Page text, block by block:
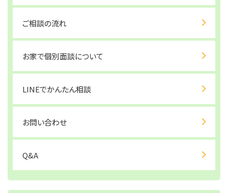
ご相談の流れ
お家で個別面談について
LINEでかんたん相談
お問い合わせ
Q&A